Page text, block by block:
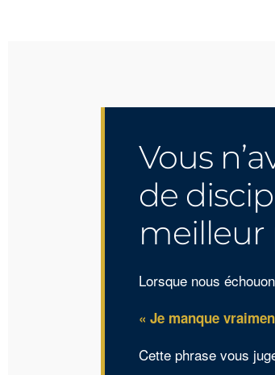
Vous
de
meilleur
Lorsque nous
« Je manque
Cette phrase vous